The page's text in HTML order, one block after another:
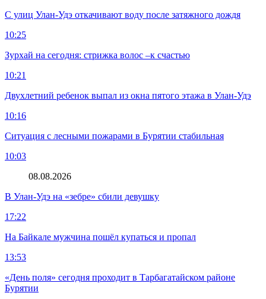
С улиц Улан-Удэ откачивают воду после затяжного дождя
10:25
Зурхай на сегодня: стрижка волос –к счастью
10:21
Двухлетний ребенок выпал из окна пятого этажа в Улан-Удэ
10:16
Ситуация с лесными пожарами в Бурятии стабильная
10:03
08.08.2026
В Улан-Удэ на «зебре» сбили девушку
17:22
На Байкале мужчина пошёл купаться и пропал
13:53
«День поля» сегодня проходит в Тарбагатайском районе
Бурятии